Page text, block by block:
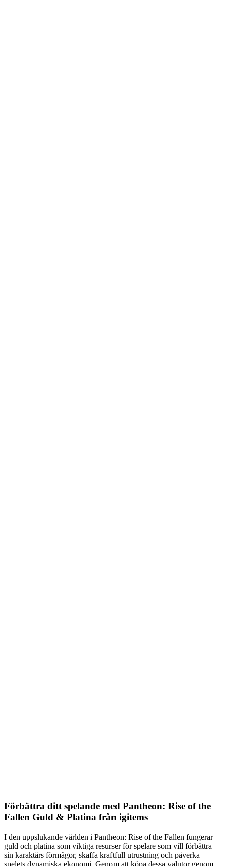
Förbättra ditt spelande med Pantheon: Rise of the
Fallen Guld & Platina från igitems
I den uppslukande världen i Pantheon: Rise of the Fallen fungerar
guld och platina som viktiga resurser för spelare som vill förbättra
sin karaktärs förmågor, skaffa kraftfull utrustning och påverka
spelets dynamiska ekonomi. Genom att köpa dessa valutor genom